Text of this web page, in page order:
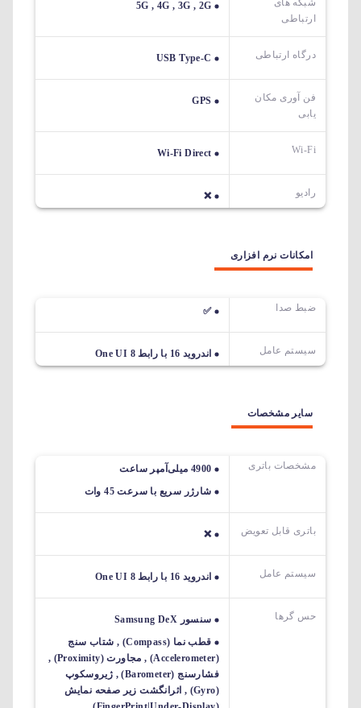
ارتباطی
5G , 4G , 3G , 2G
درگاه ارتباطی USB Type-C
فن آوری مکان
یابی
GPS
Wi-Fi
Wi-Fi Direct
رادیو ❌
امکانات نرم افزاری
ضبط صدا ✅
سیستم عامل اندروید 16 با رابط One UI 8
سایر مشخصات
مشخصات باتری
4900 میلی‌آمپر ساعت
شارژر سریع با سرعت 45 وات
باتری قابل تعویض ❌
سیستم عامل اندروید 16 با رابط One UI 8
حس گرها
سنسور Samsung DeX
قطب نما (Compass) , شتاب سنج
(Accelerometer) , مجاورت (Proximity) ,
فشارسنج (Barometer) , ژیروسکوپ
(Gyro) , اثرانگشت زیر صفحه نمایش